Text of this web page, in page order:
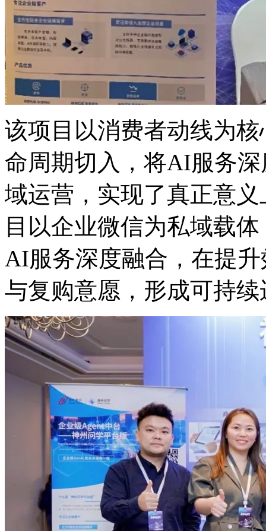
该项目以消费者动线为核
命周期切入，将AI服
域运营，实现了真正意
目以企业微信为私域载体
AI服务深度融合，在
与复购意愿，形成可持